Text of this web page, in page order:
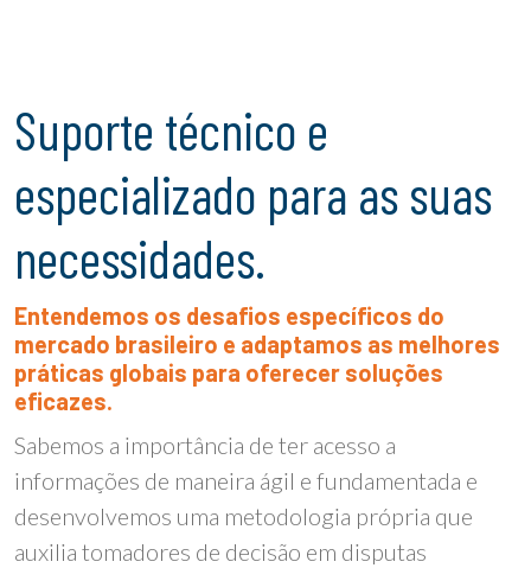
Suporte técnico e
especializado para as suas
necessidades.
Entendemos os desafios específicos do
mercado brasileiro e adaptamos as melhores
práticas globais para oferecer soluções
eficazes.
Sabemos a importância de ter acesso a
informações de maneira ágil e fundamentada e
desenvolvemos uma metodologia própria que
auxilia tomadores de decisão em disputas